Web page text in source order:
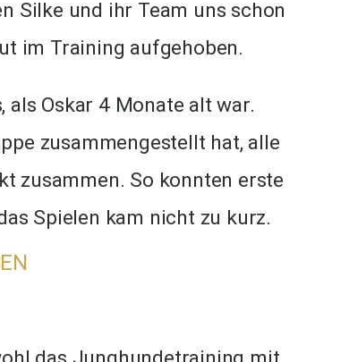
Silke und ihr Team uns schon
im Training aufgehoben.
Oskar 4 Monate alt war.
zusammengestellt hat, alle
zusammen. So konnten erste
Spielen kam nicht zu kurz.